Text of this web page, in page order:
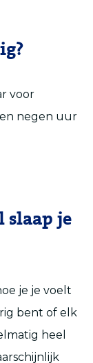
voor
negen uur
slaap je
je je voelt
bent of elk
heel